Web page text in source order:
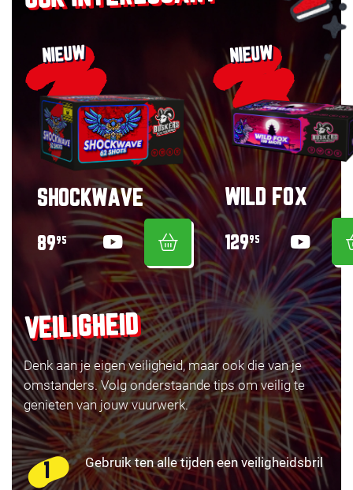
NIEUW
SHOCKWAVE
8995
NIEUW
WILD FOX
12995
VEILIGHEID
Denk aan je eigen veiligheid, maar ook die van je
omstanders. Volg onderstaande tips om veilig te
genieten van jouw vuurwerk.
Gebruik ten alle tijden een veiligheidsbril